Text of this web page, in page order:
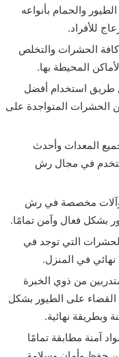
والحمام بأنواعه
للأفراد.
الحشرات والتخلص
المحيطة بها.
طريق استخدام أفضل
الحشرات المتواجدة على
المعدات وأحدث
تستخدم في مجال رش
وآلات مخصصة في رش
بشكل فعال وآمن تمامًا.
التي توجد في
نهائي في المنزل.
من ذوي الخبرة
على الطيور بشكل
نهائية.
آمنة مطابقة تمامًا